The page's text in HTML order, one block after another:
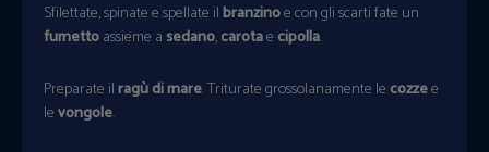
Sfilettate, spinate e spellate ilbranzinoe con gli scarti fate un
fumettoassieme asedano,carotaecipolla.
Preparate ilragù di mare. Triturate grossolanamente lecozzee
levongole.